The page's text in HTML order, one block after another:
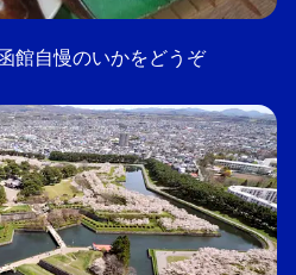
館自慢のいかをどうぞ